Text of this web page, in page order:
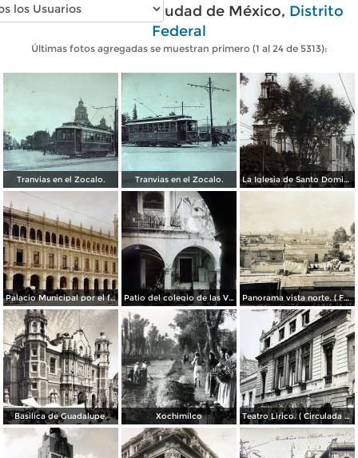
Fotos antiguas de Ciudad de México, Distrito
Federal
Últimas fotos agregadas se muestran primero (1 al 24 de 5313):
Tranvias en el Zocalo. Tranvias en el Zocalo. La Iglesia de Santo Domingo.
Palacio Municipal por el fotografo Hugo Brehme.. Patio del colegio de las Vizcainas por el fotografo Hugo Brehme. Panorama vista norte. ( Fechada el 20 de Junio de 1905 ).
Basilica de Guadalupe. Xochimilco Teatro Lirico. ( Circulada el 1 de Agosto de 1926 ).